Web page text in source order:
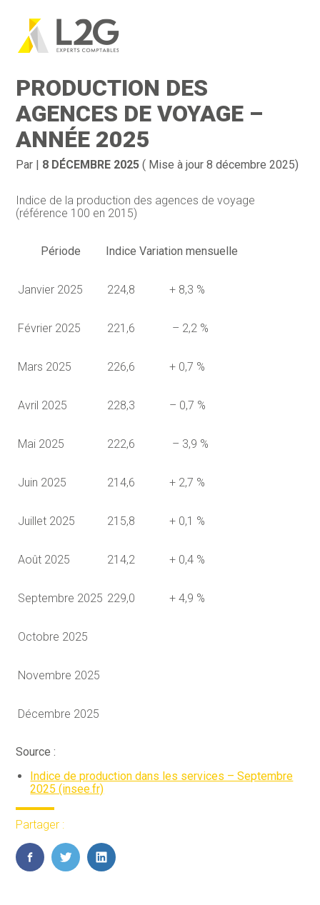
Aller
au
Création d’entreprise
Pilotage d’entreprise
Entreprise en difficultés
Gestion
Juridique
Documents
Dématérialisation / collecte
PRODUCTION DES
AGENCES DE VOYAGE –
ANNÉE 2025
Par | 8 DÉCEMBRE 2025 ( Mise à jour 8 décembre 2025)
Indice de la production des agences de voyage
(référence 100 en 2015)
Période Indice Variation mensuelle
Janvier 2025 224,8 + 8,3 %
Février 2025 221,6 – 2,2 %
Mars 2025 226,6 + 0,7 %
Avril 2025 228,3 – 0,7 %
Mai 2025 222,6 – 3,9 %
Juin 2025 214,6 + 2,7 %
Juillet 2025 215,8 + 0,1 %
Août 2025 214,2 + 0,4 %
Septembre 2025 229,0 + 4,9 %
Octobre 2025
Novembre 2025
Décembre 2025
Source :
Indice de production dans les services – Septembre
2025 (insee.fr)
Partager :
FaceBook
TwitterLinkedIn